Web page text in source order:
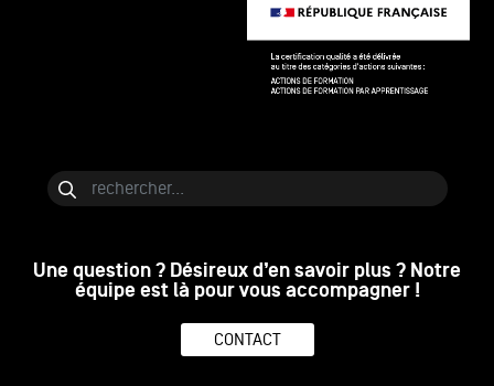
Une question ? Désireux d’en savoir plus ? Notre
équipe est là pour vous accompagner !
CONTACT